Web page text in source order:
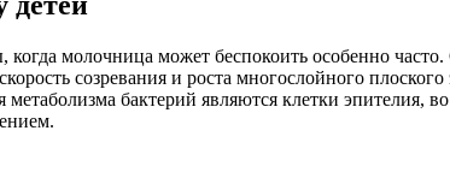
молочница может беспокоить особенно
созревания и роста многослойного
бактерий являются клетки эпителия,